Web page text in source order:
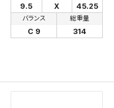
9.5 X 45.25
バランス
C 9
総重量
314